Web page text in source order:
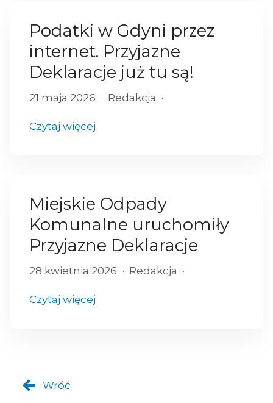
Podatki w Gdyni przez
internet. Przyjazne
Deklaracje już tu są!
21 maja 2026 Redakcja
Czytaj więcej
Miejskie Odpady
Komunalne uruchomiły
Przyjazne Deklaracje
28 kwietnia 2026 Redakcja
Czytaj więcej
Wróć